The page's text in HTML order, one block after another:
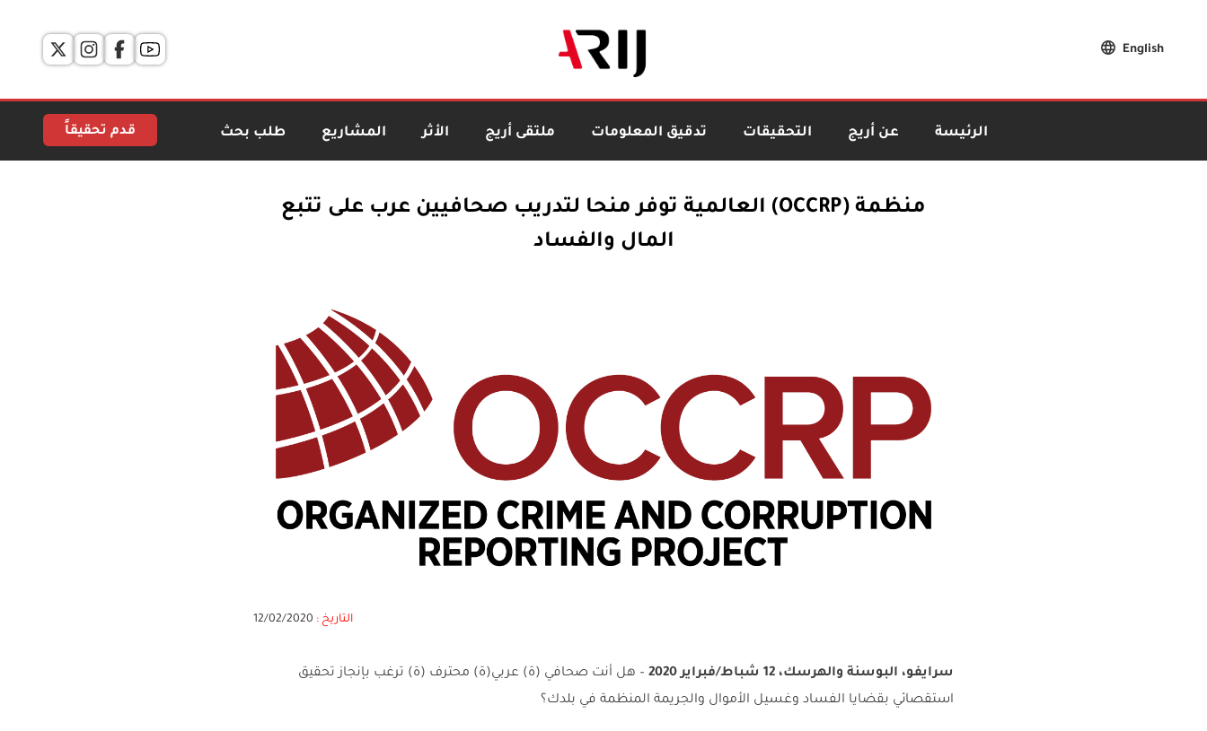
English
الرئيسة عن أريج التحقيقات تدقيق المعلومات ملتقى أريج الأثر المشاريع طلب بحث قدم تحقيقاً
منظمة (OCCRP) العالمية توفر منحا لتدريب صحافيين عرب على تتبع
المال والفساد
التاريخ : 12/02/2020
سرايفو، البوسنة والهرسك، 12 شباط/فبراير 2020 – هل أنت صحافي (ة) عربي(ة) محترف (ة) ترغب بإنجاز تحقيق
استقصائي بقضايا الفساد وغسيل الأموال والجريمة المنظمة في بلدك؟